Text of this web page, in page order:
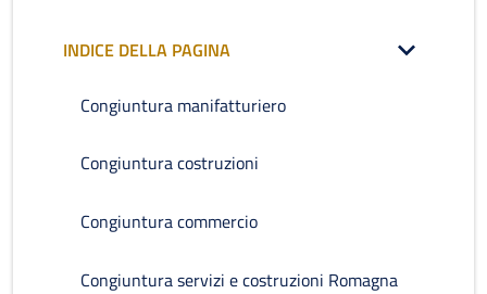
INDICE DELLA PAGINA
Congiuntura manifatturiero
Congiuntura costruzioni
Congiuntura commercio
Congiuntura servizi e costruzioni Romagna